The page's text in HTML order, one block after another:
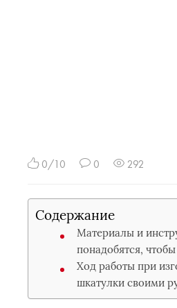
0/10 0 292
Содержание
Материалы и
понадобятся,
Ход работы при
шкатулки своими